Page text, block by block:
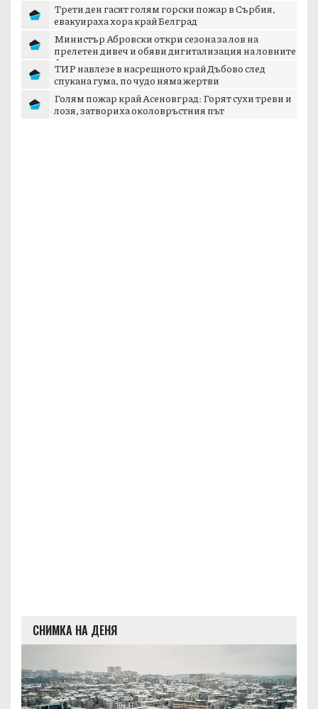
Трети ден гасят голям горски пожар в Сърбия,
евакуираха хора край Белград
Министър Абровски откри сезона за лов на
прелетен дивеч и обяви дигитализация на ловните
б...
ТИР навлезе в насрещното край Дъбово след
спукана гума, по чудо няма жертви
Голям пожар край Асеновград: Горят сухи треви и
лозя, затвориха околовръстния път
СНИМКА НА ДЕНЯ